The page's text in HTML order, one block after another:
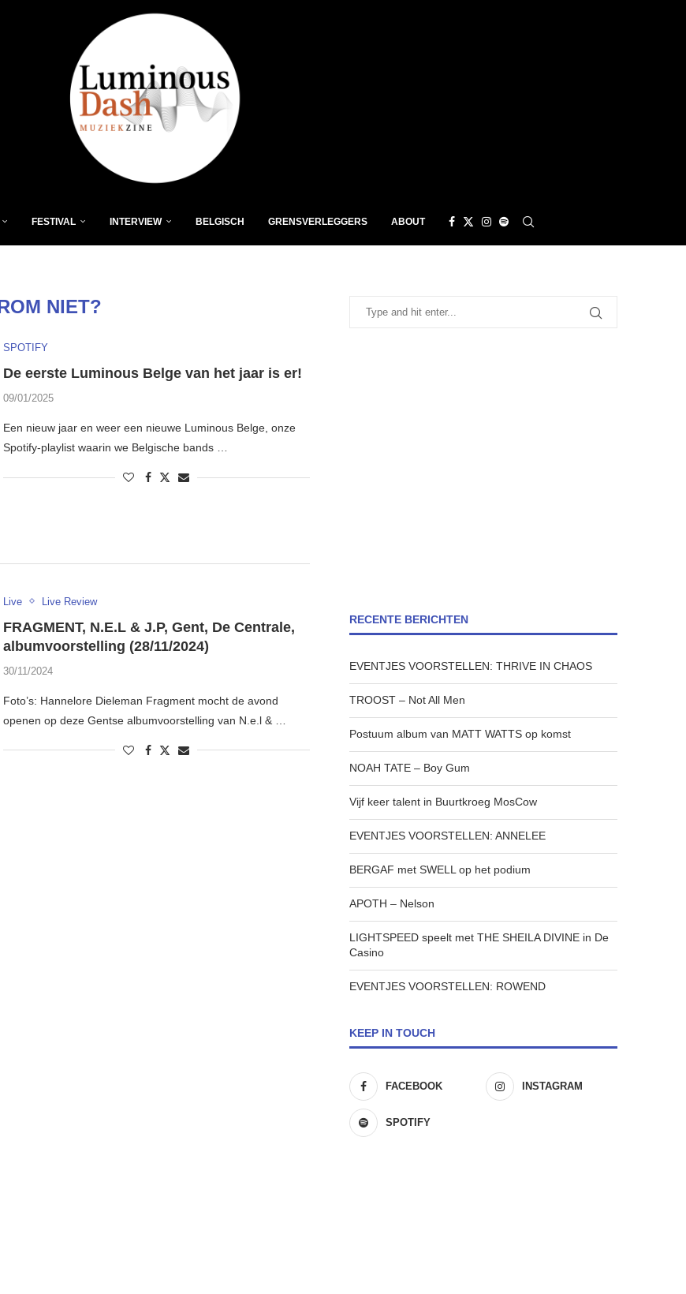
FESTIVAL INTERVIEW BELGISCH GRENSVERLEGGERS ABOUT
NIET?
SPOTIFY
De eerste Luminous Belge van het jaar is er!
09/01/2025
Een nieuw jaar en weer een nieuwe Luminous Belge, onze
Spotify-playlist waarin we Belgische bands …
Live Live Review
FRAGMENT, N.E.L & J.P, Gent, De Centrale,
albumvoorstelling (28/11/2024)
30/11/2024
Foto’s: Hannelore Dieleman Fragment mocht de avond
openen op deze Gentse albumvoorstelling van N.e.l & …
RECENTE BERICHTEN
EVENTJES VOORSTELLEN: THRIVE IN CHAOS
TROOST – Not All Men
Postuum album van MATT WATTS op komst
NOAH TATE – Boy Gum
Vijf keer talent in Buurtkroeg MosCow
EVENTJES VOORSTELLEN: ANNELEE
BERGAF met SWELL op het podium
APOTH – Nelson
LIGHTSPEED speelt met THE SHEILA DIVINE in De
Casino
EVENTJES VOORSTELLEN: ROWEND
KEEP IN TOUCH
FACEBOOK INSTAGRAM
SPOTIFY